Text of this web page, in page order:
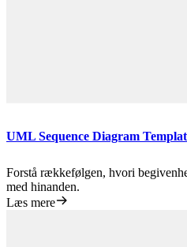
UML Sequence Diagram
Forstå rækkefølgen, hvori
med hinanden.
Læs mere